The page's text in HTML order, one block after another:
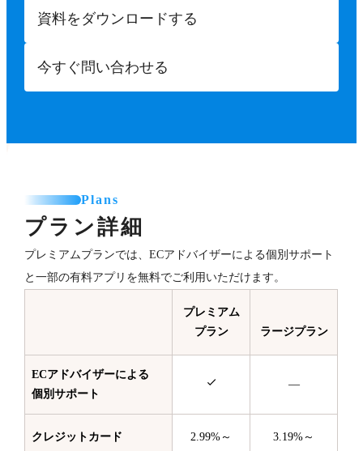
資料をダウンロードする
今すぐ問い合わせる
Plans
プラン詳細
プレミアムプランでは、ECアドバイザーによる個別サポート
と一部の有料アプリを無料でご利用いただけます。
プレミアム
プラン
ラージプラン
ECアドバイザーによる
個別サポート
—
クレジットカード 2.99%～ 3.19%～